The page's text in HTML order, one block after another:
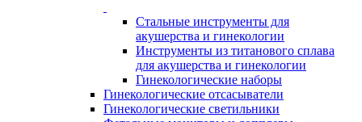
Стальные инструменты для
акушерства и гинекологии
Инструменты из титанового сплава
для акушерства и гинекологии
Гинекологические наборы
Гинекологические отсасыватели
Гинекологические светильники